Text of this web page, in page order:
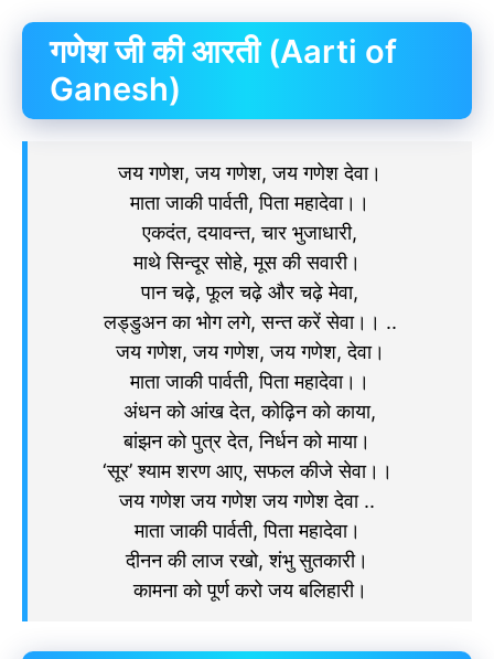
गणेश जी की आरती (Aarti of
Ganesh)
जय गणेश, जय गणेश, जय गणेश देवा।
माता जाकी पार्वती, पिता महादेवा।।
एकदंत, दयावन्त, चार भुजाधारी,
माथे सिन्दूर सोहे, मूस की सवारी।
पान चढ़े, फूल चढ़े और चढ़े मेवा,
लड्डुअन का भोग लगे, सन्त करें सेवा।। ..
जय गणेश, जय गणेश, जय गणेश, देवा।
माता जाकी पार्वती, पिता महादेवा।।
अंधन को आंख देत, कोढ़िन को काया,
बांझन को पुत्र देत, निर्धन को माया।
‘सूर’ श्याम शरण आए, सफल कीजे सेवा।।
जय गणेश जय गणेश जय गणेश देवा ..
माता जाकी पार्वती, पिता महादेवा।
दीनन की लाज रखो, शंभु सुतकारी।
कामना को पूर्ण करो जय बलिहारी।